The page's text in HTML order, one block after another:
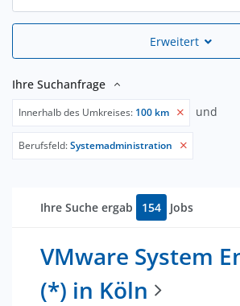
Erweitert
Ihre Suchanfrage
Innerhalb des Umkreises: 100 km und
Berufsfeld:Systemadministration
Ihre Suche ergab 154 Jobs
VMware System
(*) in Köln